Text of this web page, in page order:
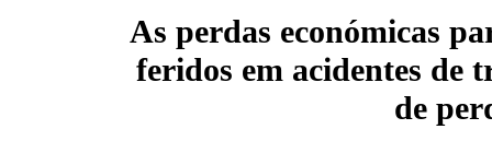
As perdas económicas
feridos em acidentes de
de